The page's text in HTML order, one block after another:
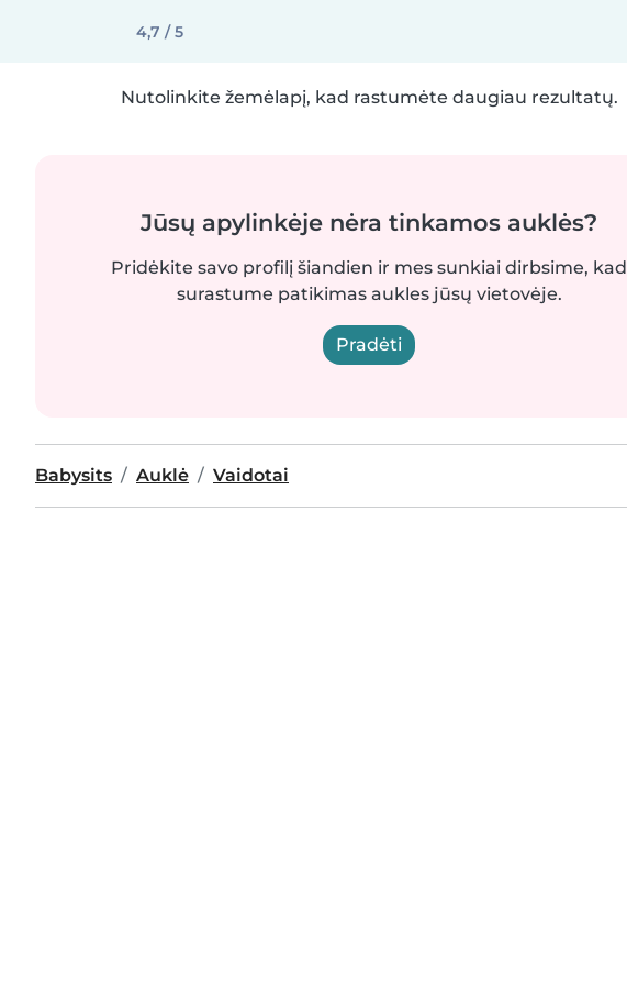
4,7 / 5
Nutolinkite žemėlapį, kad rastumėte daugiau rezultatų.
Jūsų apylinkėje nėra tinkamos auklės?
Pridėkite savo profilį šiandien ir mes sunkiai dirbsime, kad
surastume patikimas aukles jūsų vietovėje.
Pradėti
Babysits Auklė Vaidotai